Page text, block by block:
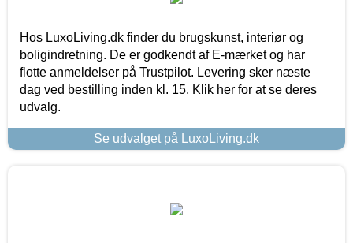
Hos LuxoLiving.dk finder du brugskunst, interiør og
boligindretning. De er godkendt af E-mærket og har
flotte anmeldelser på Trustpilot. Levering sker næste
dag ved bestilling inden kl. 15. Klik her for at se deres
udvalg.
Se udvalget på LuxoLiving.dk